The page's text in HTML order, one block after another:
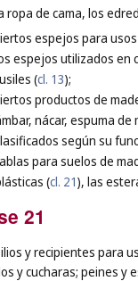
ropa de cama, los
espejos para
espejos utilizados en
(cl. 13);
productos de
nácar, espuma
según su
para suelos de
(cl. 21), las
21
y recipientes para
y cucharas; peines y